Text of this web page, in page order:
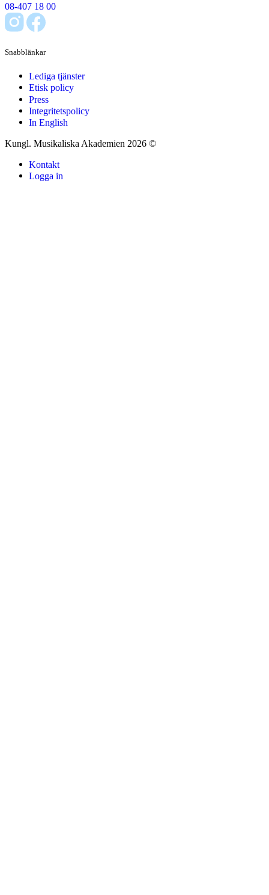
08-407 18 00
Snabblänkar
Lediga tjänster
Etisk policy
Press
Integritetspolicy
In English
Kungl. Musikaliska Akademien 2026 ©
Kontakt
Logga in